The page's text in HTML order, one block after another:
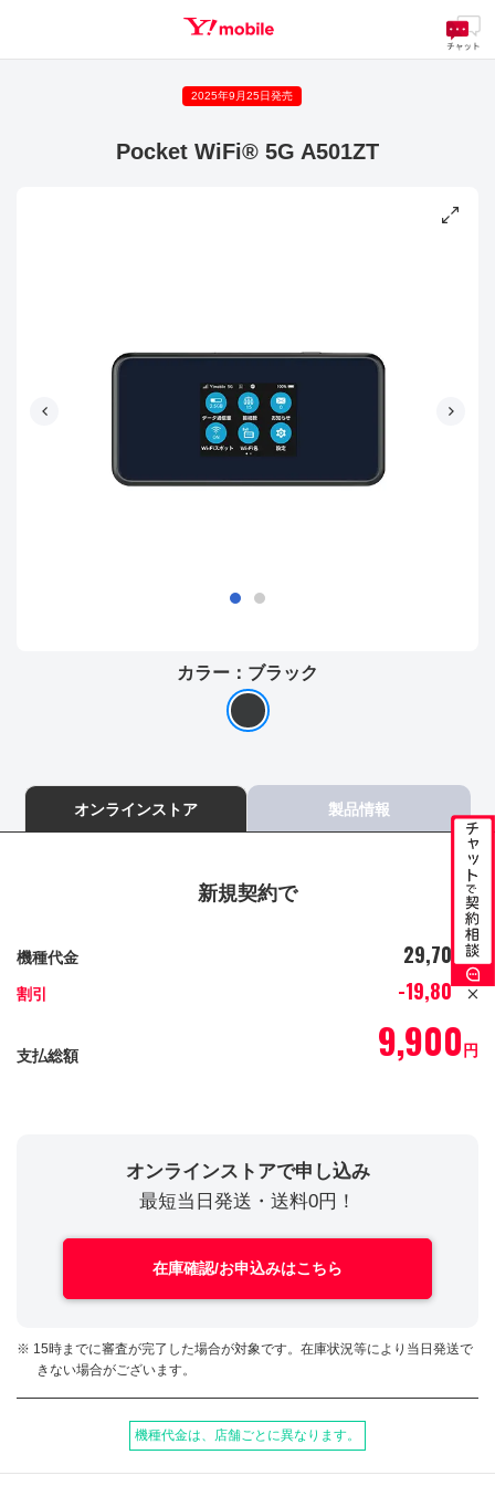
2025年9月25日発売
Pocket WiFi® 5G A501ZT
カラー： ブラック
オンラインストア 製品情報
新規契約で
機種代金 29,700 円
割引 -19,800 円
支払総額 9,900 円
オンラインストアで申し込み
最短当日発送・送料0円！
在庫確認/お申込みはこちら
※ 15時までに審査が完了した場合が対象です。在庫状況等により当日発送で
きない場合がございます。
機種代金は、店舗ごとに異なります。